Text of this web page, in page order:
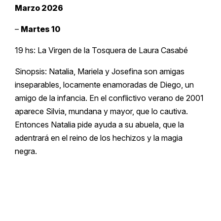
Marzo 2026
– Martes 10
19 hs: La Virgen de la Tosquera de Laura Casabé
Sinopsis: Natalia, Mariela y Josefina son amigas
inseparables, locamente enamoradas de Diego, un
amigo de la infancia. En el conflictivo verano de 2001
aparece Silvia, mundana y mayor, que lo cautiva.
Entonces Natalia pide ayuda a su abuela, que la
adentrará en el reino de los hechizos y la magia
negra.